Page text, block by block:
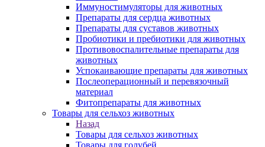
Иммуностимуляторы для животных
Препараты для сердца животных
Препараты для суставов животных
Пробиотики и пребиотики для животных
Противовоспалительные препараты для
животных
Успокаивающие препараты для животных
Послеоперационный и перевязочный
материал
Фитопрепараты для животных
Товары для сельхоз животных
Назад
Товары для сельхоз животных
Товары для голубей